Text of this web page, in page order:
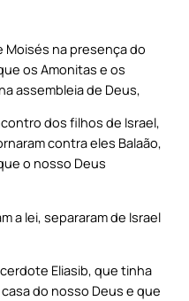
Moisés na presença do
os Amonitas e os
assembleia de Deus,
dos filhos de Israel,
contra eles Balaão,
o nosso Deus
a lei, separaram de Israel
Eliasib, que tinha
do nosso Deus e que